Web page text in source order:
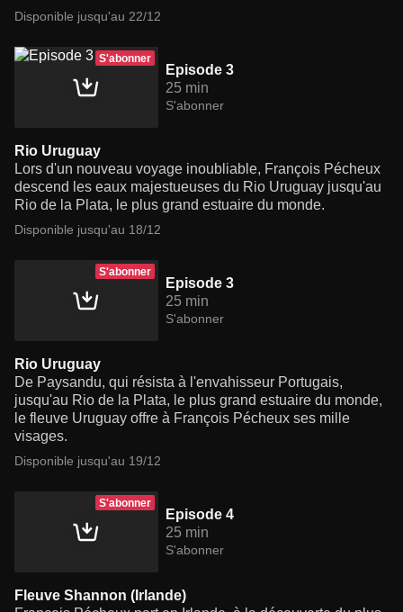
Disponible jusqu'au 22/12
S'abonner
Episode 3
25 min
S'abonner
Rio Uruguay
Lors d'un nouveau voyage inoubliable, François Pécheux
descend les eaux majestueuses du Rio Uruguay jusqu'au
Rio de la Plata, le plus grand estuaire du monde.
Disponible jusqu'au 18/12
S'abonner
Episode 3
25 min
S'abonner
Rio Uruguay
De Paysandu, qui résista à l'envahisseur Portugais,
jusqu'au Rio de la Plata, le plus grand estuaire du monde,
le fleuve Uruguay offre à François Pécheux ses mille
visages.
Disponible jusqu'au 19/12
S'abonner
Episode 4
25 min
S'abonner
Fleuve Shannon (Irlande)